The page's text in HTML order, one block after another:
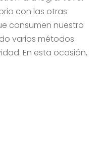
con las otras
consumen nuestro
varios métodos
En esta ocasión,